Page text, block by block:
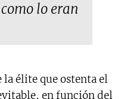
lo eran
élite que ostenta el
en función del